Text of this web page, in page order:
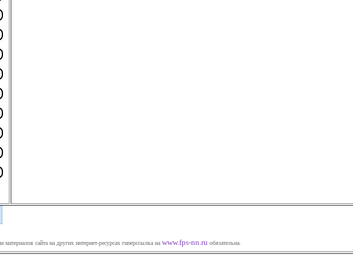
сайта на других интернет-ресурсах гиперссылка на www.fps-nn.ru обязательна.